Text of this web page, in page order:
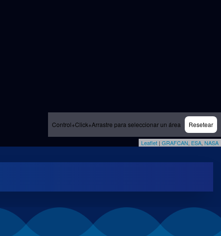
Control+Click+Arrastre para seleccionar un área Resetear
Leaflet | GRAFCAN ESA NASA